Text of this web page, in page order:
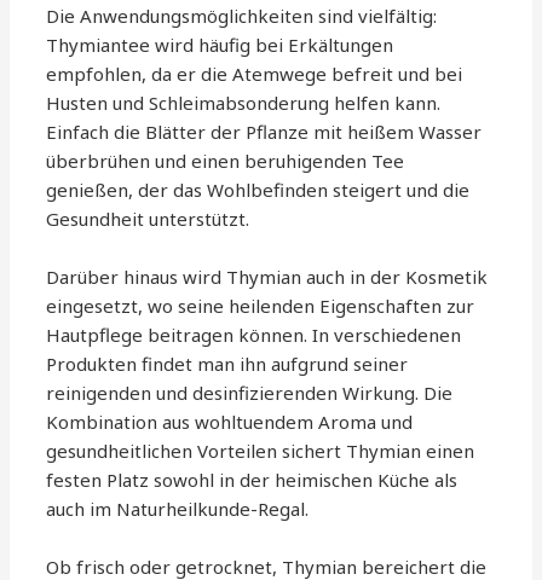
Die Anwendungsmöglichkeiten sind vielfältig:
Thymiantee wird häufig bei Erkältungen
empfohlen, da er die Atemwege befreit und bei
Husten und Schleimabsonderung helfen kann.
Einfach die Blätter der Pflanze mit heißem Wasser
überbrühen und einen beruhigenden Tee
genießen, der das Wohlbefinden steigert und die
Gesundheit unterstützt.
Darüber hinaus wird Thymian auch in der Kosmetik
eingesetzt, wo seine heilenden Eigenschaften zur
Hautpflege beitragen können. In verschiedenen
Produkten findet man ihn aufgrund seiner
reinigenden und desinfizierenden Wirkung. Die
Kombination aus wohltuendem Aroma und
gesundheitlichen Vorteilen sichert Thymian einen
festen Platz sowohl in der heimischen Küche als
auch im Naturheilkunde-Regal.
Ob frisch oder getrocknet, Thymian bereichert die